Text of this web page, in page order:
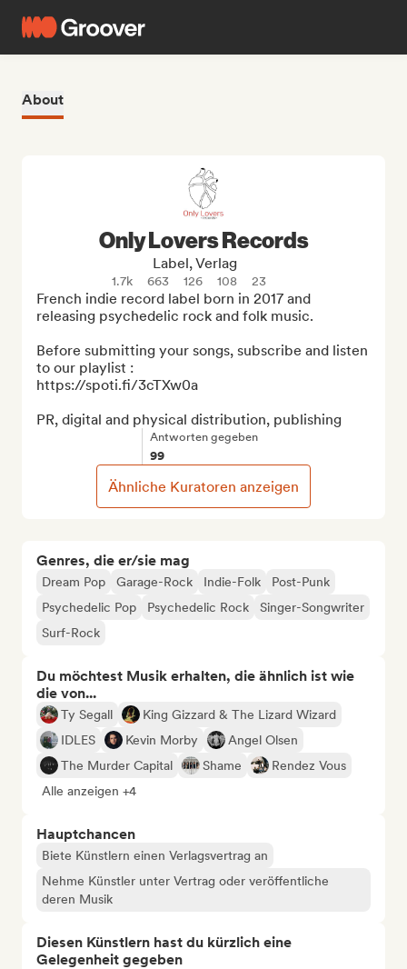
About
Genres, die er/sie mag
Dream Pop Garage-Rock Indie-Folk
Post-Punk
Psychedelic Pop
Psychedelic Rock
Singer-Songwriter
Surf-Rock
Du möchtest Musik erhalten, die ähnlich ist wie
die von...
Ty Segall
King Gizzard & The Lizard Wizard
IDLES
Kevin Morby
Angel Olsen
The Murder Capital
Shame
Rendez Vous
Alle anzeigen +4
Hauptchancen
Biete Künstlern einen Verlagsvertrag an
Nehme Künstler unter Vertrag oder veröffentliche
deren Musik
Diesen Künstlern hast du kürzlich eine
Gelegenheit gegeben
Only Lovers Records
Label, Verlag
1.7k 663 126 108 23
French indie record label born in 2017 and
releasing psychedelic rock and folk music.
Before submitting your songs, subscribe and listen
to our playlist :
https://spoti.fi/3cTXw0a
PR, digital and physical distribution, publishing
Antworten gegeben
99
Ähnliche Kuratoren anzeigen